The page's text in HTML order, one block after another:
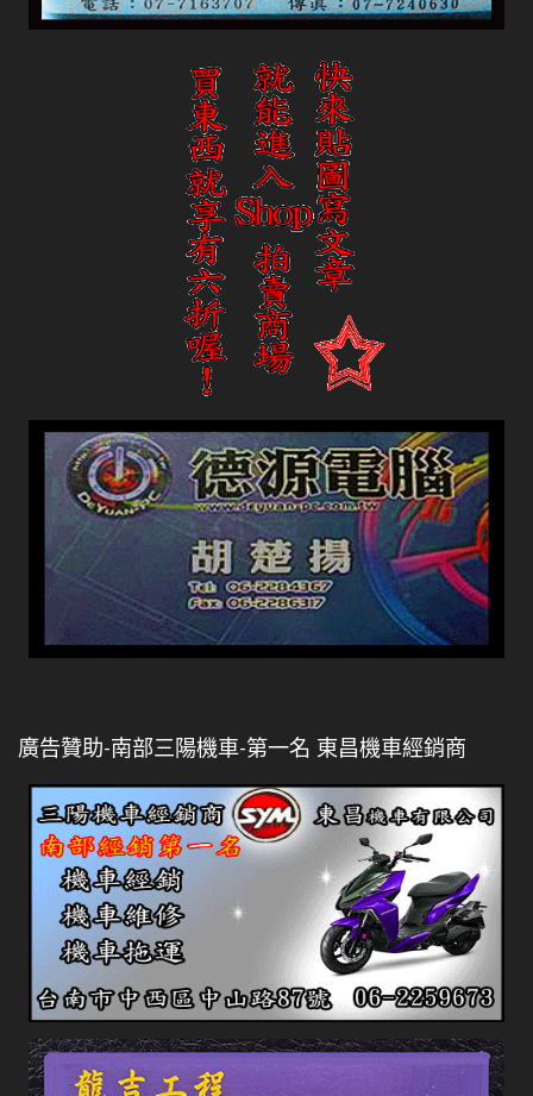
廣告贊助-南部三陽機車-第一名 東昌機車經銷商